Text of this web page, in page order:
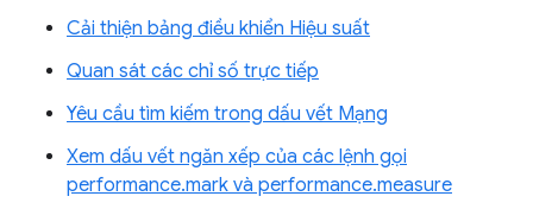
Cải thiện bảng điều khiển Hiệu suất
Quan sát các chỉ số trực tiếp
Yêu cầu tìm kiếm trong dấu vết Mạng
Xem dấu vết ngăn xếp của các lệnh gọi
performance.mark và performance.measure